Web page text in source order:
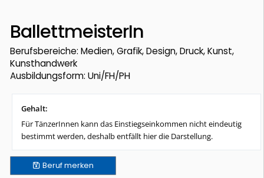
BallettmeisterIn
Berufsbereiche: Medien, Grafik, Design, Druck, Kunst,
Kunsthandwerk
Ausbildungsform: Uni/FH/PH
Gehalt:
Für TänzerInnen kann das Einstiegseinkommen nicht eindeutig
bestimmt werden, deshalb entfällt hier die Darstellung.
Berufmerken